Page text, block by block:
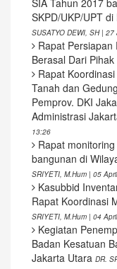
SKPD/UKP/UPT
SUSATYO DEWI, SH |
Rapat Persiapan
Berasal Dari Pihak
Rapat
Tanah dan
Pemprov. DKI
Administrasi
13:26
Rapat
bangunan di
SRIYETI, M.Hum | 05
Kasubbid
Rapat Koordinasi
SRIYETI, M.Hum | 04
Kegiatan
Badan Kesatuan
Jakarta Utara DR.